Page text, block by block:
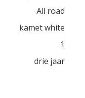
All road
kamet white
1
drie jaar